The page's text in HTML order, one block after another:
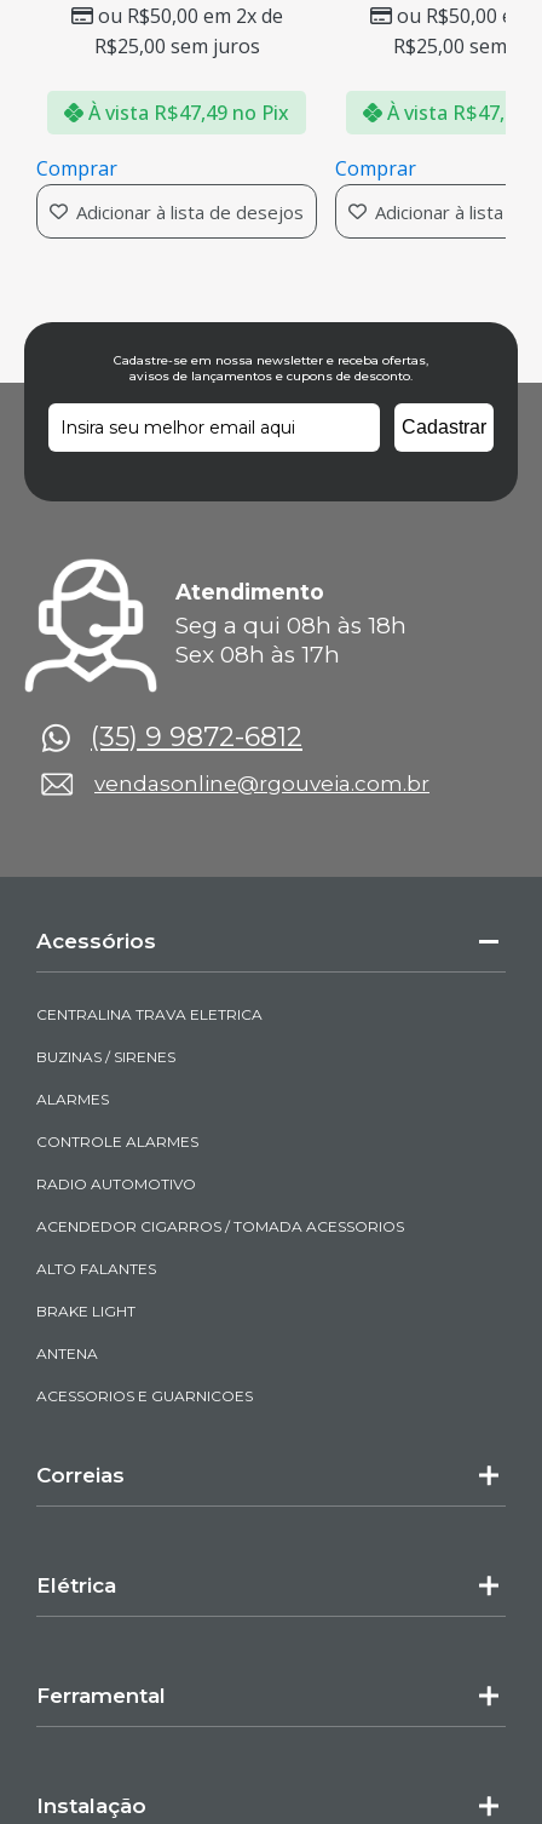
ou R$50,00 em 2x de
R$25,00 sem juros
À vista R$47,49 no Pix
Comprar
Adicionar à lista de desejos
ou R$50,00 em
R$25,00 sem
À vista R$47,49
Comprar
Adicionar à lista de
Cadastre-se em nossa newsletter e receba ofertas,
avisos de lançamentos e cupons de desconto.
Atendimento
Seg a qui 08h às 18h
Sex 08h às 17h
(35) 9 9872-6812
vendasonline@rgouveia.com.br
Acessórios
CENTRALINA TRAVA ELETRICA
BUZINAS / SIRENES
ALARMES
CONTROLE ALARMES
RADIO AUTOMOTIVO
ACENDEDOR CIGARROS / TOMADA ACESSORIOS
ALTO FALANTES
BRAKE LIGHT
ANTENA
ACESSORIOS E GUARNICOES
Correias
Elétrica
Ferramental
Instalação